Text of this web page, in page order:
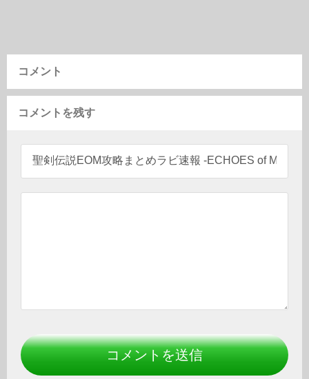
コメント
コメントを残す